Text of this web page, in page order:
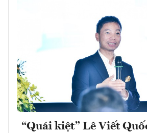
“Quái kiệt” Lê Viết